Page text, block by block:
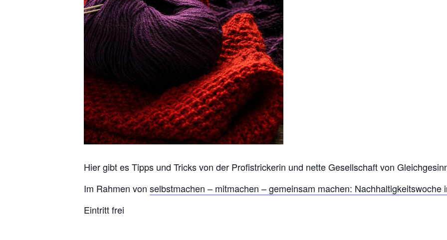
Hier gibt es Tipps und Tricks von der Profistrickerin und nette Gesellschaft von
Im Rahmen von selbstmachen – mitmachen – gemeinsam machen: Nachhaltigkeitswoche
Eintritt frei